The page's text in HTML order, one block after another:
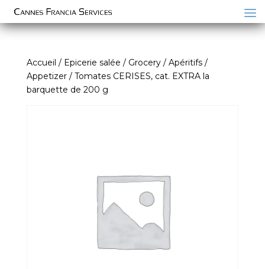
Accueil / Epicerie salée / Grocery/ Apéritifs /
Appetizer/ Tomates CERISES, cat. EXTRA la
barquette de 200 g